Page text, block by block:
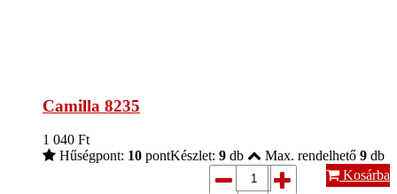
Camilla 8235
1 040 Ft
Hűségpont: 10 pontKészlet: 9 db Max. rendelhető 9 db
Kosárba